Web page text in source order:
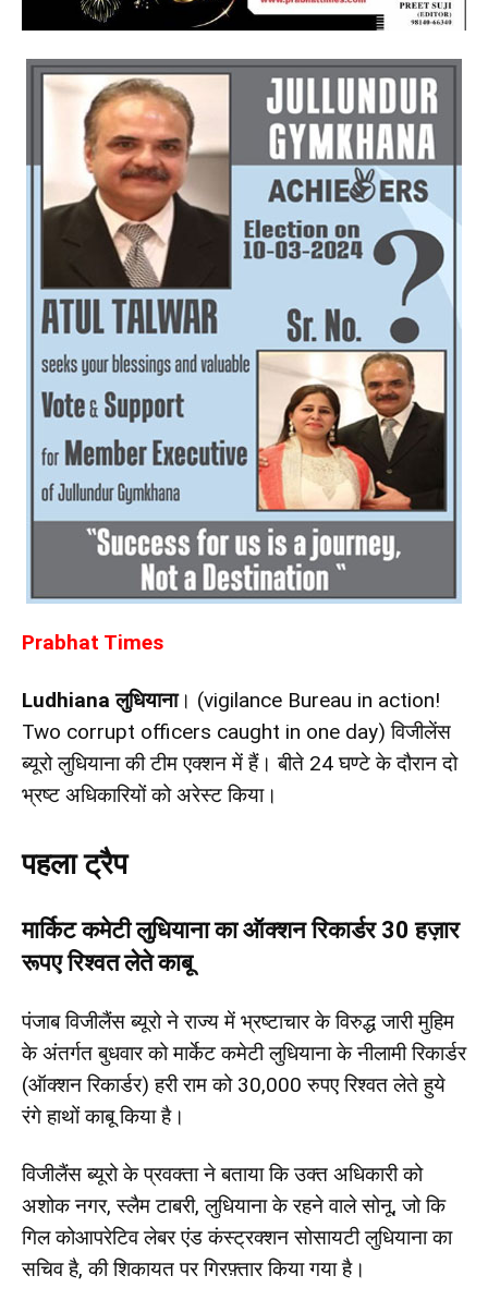
Prabhat Times
Ludhiana लुधियाना। (vigilance Bureau in action!
Two corrupt officers caught in one day)विजीलेंस
ब्यूरो लुधियाना की टीम एक्शन में हैं। बीते 24 घण्टे के दौरान दो
भ्रष्ट अधिकारियों को अरेस्ट किया।
पहला ट्रैप
मार्किट कमेटी लुधियाना का ऑक्शन रिकार्डर 30 हज़ार
रूपए रिश्वत लेते काबू
पंजाब विजीलैंस ब्यूरो ने राज्य में भ्रष्टाचार के विरुद्ध जारी मुहिम
के अंतर्गत बुधवार को मार्केट कमेटी लुधियाना के नीलामी रिकार्डर
(ऑक्शन रिकार्डर) हरी राम को 30,000 रुपए रिश्वत लेते हुये
रंगे हाथों काबू किया है।
विजीलैंस ब्यूरो के प्रवक्ता ने बताया कि उक्त अधिकारी को
अशोक नगर, स्लैम टाबरी, लुधियाना के रहने वाले सोनू, जो कि
गिल कोआपरेटिव लेबर एंड कंस्ट्रक्शन सोसायटी लुधियाना का
सचिव है, की शिकायत पर गिरफ़्तार किया गया है।